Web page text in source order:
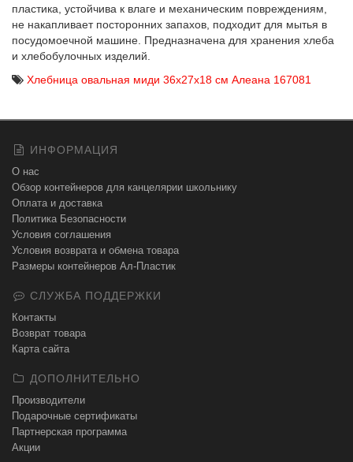
пластика, устойчива к влаге и механическим повреждениям,
не накапливает посторонних запахов, подходит для мытья в
посудомоечной машине. Предназначена для хранения хлеба
и хлебобулочных изделий.
Хлебница овальная миди 36х27х18 см Алеана 167081
ИНФОРМАЦИЯ
О нас
Обзор контейнеров для канцелярии школьнику
Оплата и доставка
Политика Безопасности
Условия соглашения
Условия возврата и обмена товара
Размеры контейнеров Ал-Пластик
СЛУЖБА ПОДДЕРЖКИ
Контакты
Возврат товара
Карта сайта
ДОПОЛНИТЕЛЬНО
Производители
Подарочные сертификаты
Партнерская программа
Акции